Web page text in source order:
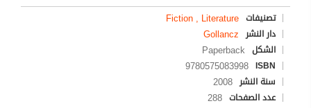
تصنيفات Fiction , Literature
دار النشر Gollancz
الشكل Paperback
ISBN
9780575083998
سنة النشر 2008
عدد الصفحات 288